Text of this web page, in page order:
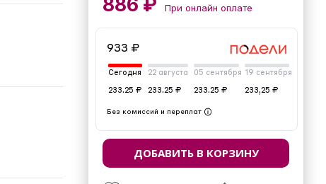
При онлайн оплате
933 ₽
Сегодня
233.25 ₽
22 августа
233.25 ₽
05 сентября
233.25 ₽
19 сентября
233,25 ₽
Без комиссий и переплат
ДОБАВИТЬ В КОРЗИНУ